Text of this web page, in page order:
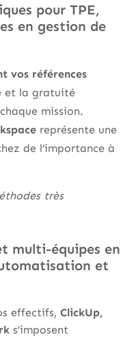
pour TPE,
en gestion de
vos références
et la gratuité
mission.
représente une
de l’importance à
très
multi-équipes en
et
effectifs, ClickUp,
s’imposent